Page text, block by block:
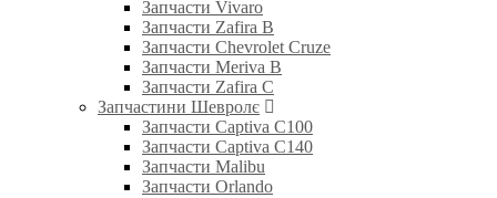
Запчасти Vivaro
Запчасти Zafira B
Запчасти Chevrolet Cruze
Запчасти Meriva B
Запчасти Zafira C
Запчастини Шевролє
Запчасти Captiva C100
Запчасти Captiva C140
Запчасти Malibu
Запчасти Orlando